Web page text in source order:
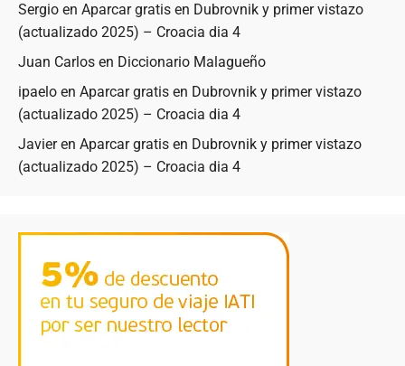
Sergio en Aparcar gratis en Dubrovnik y primer vistazo
(actualizado 2025) – Croacia dia 4
Juan Carlos en Diccionario Malagueño
ipaelo en Aparcar gratis en Dubrovnik y primer vistazo
(actualizado 2025) – Croacia dia 4
Javieren Aparcar gratis en Dubrovnik y primer vistazo
(actualizado 2025) – Croacia dia 4